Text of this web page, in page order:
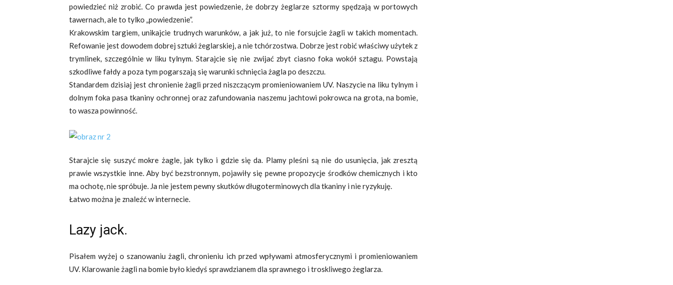
powiedzieć niż zrobić. Co prawda jest powiedzenie, że dobrzy żeglarze sztormy spędzają w portowych
tawernach, ale to tylko „powiedzenie”.
Krakowskim targiem, unikajcie trudnych warunków, a jak już, to nie forsujcie żagli w takich momentach.
Refowanie jest dowodem dobrej sztuki żeglarskiej, a nie tchórzostwa. Dobrze jest robić właściwy użytek z
trymlinek, szczególnie w liku tylnym. Starajcie się nie zwijać zbyt ciasno foka wokół sztagu. Powstają
szkodliwe fałdy a poza tym pogarszają się warunki schnięcia żagla po deszczu.
Standardem dzisiaj jest chronienie żagli przed niszczącym promieniowaniem UV. Naszycie na liku tylnym i
dolnym foka pasa tkaniny ochronnej oraz zafundowania naszemu jachtowi pokrowca na grota, na bomie,
to wasza powinność.
Starajcie się suszyć mokre żagle, jak tylko i gdzie się da. Plamy pleśni są nie do usunięcia, jak zresztą
prawie wszystkie inne. Aby być bezstronnym, pojawiły się pewne propozycje środków chemicznych i kto
ma ochotę, nie spróbuje. Ja nie jestem pewny skutków długoterminowych dla tkaniny i nie ryzykuję.
Łatwo można je znaleźć w internecie.
Lazy jack.
Pisałem wyżej o szanowaniu żagli, chronieniu ich przed wpływami atmosferycznymi i promieniowaniem
UV. Klarowanie żagli na bomie było kiedyś sprawdzianem dla sprawnego i troskliwego żeglarza.